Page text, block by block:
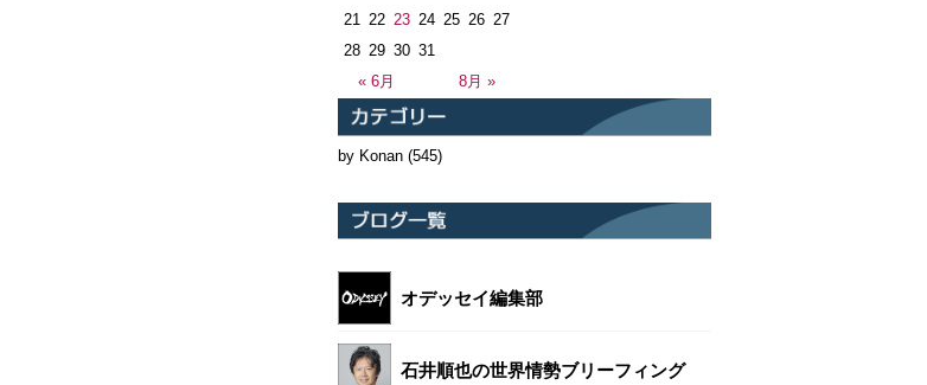
« 6月 8月 »
21 22 23 24 25 26 27
28 29 30 31
by Konan (545)
オデッセイ編集部
石井順也の世界情勢ブリーフィング